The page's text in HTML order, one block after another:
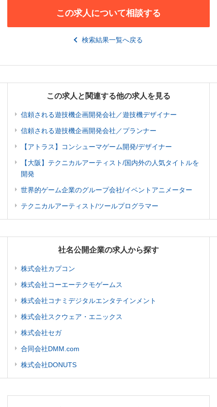
この求人について相談する
検索結果一覧へ戻る
この求人と関連する他の求人を見る
信頼される遊技機企画開発会社／遊技機デザイナー
信頼される遊技機企画開発会社／プランナー
【アトラス】コンシューマゲーム開発/デザイナー
【大阪】テクニカルアーティスト/国内外の人気タイトルを
開発
世界的ゲーム企業のグループ会社/イベントアニメーター
テクニカルアーティスト/ツールプログラマー
社名公開企業の求人から探す
株式会社カプコン
株式会社コーエーテクモゲームス
株式会社コナミデジタルエンタテインメント
株式会社スクウェア・エニックス
株式会社セガ
合同会社DMM.com
株式会社DONUTS